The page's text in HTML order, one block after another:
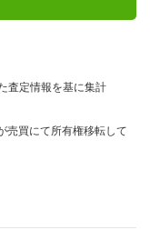
査定情報を基に集計
売買にて所有権移転して